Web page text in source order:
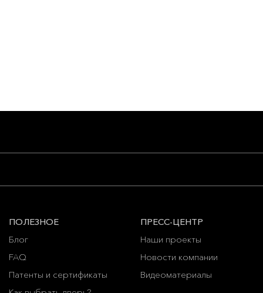
ПОЛЕЗНОЕ
Блог
FAQ
Патенты и сертификаты
ПРЕСС-ЦЕНТР
Наши проекты
Новости компании
Видеоматериалы